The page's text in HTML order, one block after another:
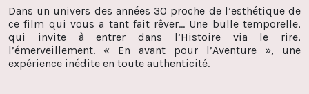
Dans un univers des années 30 proche de l’esthétique de
ce film qui vous a tant fait rêver… Une bulle temporelle,
qui invite à entrer dans l’Histoire via le rire,
l’émerveillement. « En avant pour l’Aventure », une
expérience inédite en toute authenticité.